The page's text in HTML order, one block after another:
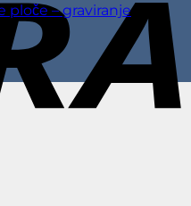
ploče – graviranje